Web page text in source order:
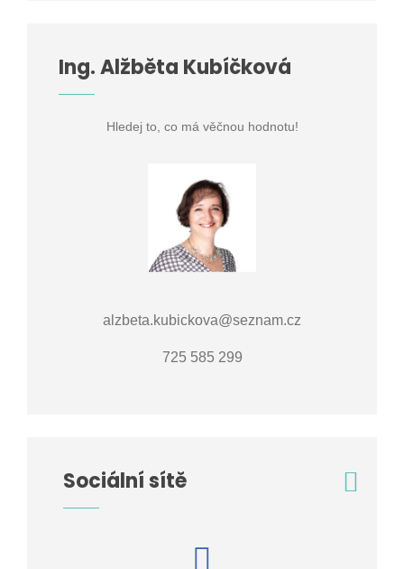
Ing. Alžběta Kubíčková
Hledej to, co má věčnou hodnotu!
alzbeta.kubickova@seznam.cz
725 585 299
Sociální sítě